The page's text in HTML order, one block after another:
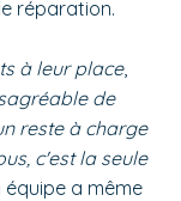
réparation.
à leur place,
de
reste à charge
c'est la seule
équipe a même